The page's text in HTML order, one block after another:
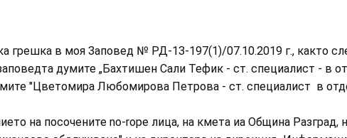
грешка в моя Заповед № РД-13-197(1)/07.10.2019 г., както
думите „Бахтишен Сали Тефик - ст. специалист - в
"Цветомира Любомирова Петрова - ст. специалист в
на посочените no-rope лица, на кмета иа Община Разград,